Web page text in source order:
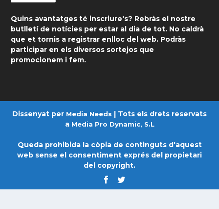
Quins avantatges té inscriure's? Rebràs el nostre
butlletí de notícies per estar al dia de tot. No caldrà
que et tornis a registrar enlloc del web. Podràs
participar en els diversos sortejos que
promocionem i fem.
Dissenyat per Media Needs | Tots els drets reservats
a Media Pro Dynamic, S.L
Queda prohibida la còpia de continguts d'aquest
web sense el consentiment exprés del propietari
del copyright.